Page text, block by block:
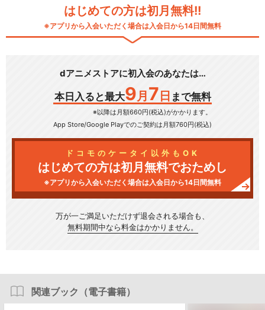
はじめての方は初月無料!!
※アプリから入会いただく場合は入会日から14日間無料
dアニメストアに初入会のあなたは…
本日入ると最大9 月 7 日 まで無料
※以降は月額660円(税込)がかかります。
App Store/Google Playでのご契約は月額760円(税込)
ドコモのケータイ以外もOK
はじめての方は初月無料でおためし
※アプリから入会いただく場合は入会日から14日間無料
万が一ご満足いただけず退会される場合も、
無料期間中なら料金はかかりません。
関連ブック（電子書籍）